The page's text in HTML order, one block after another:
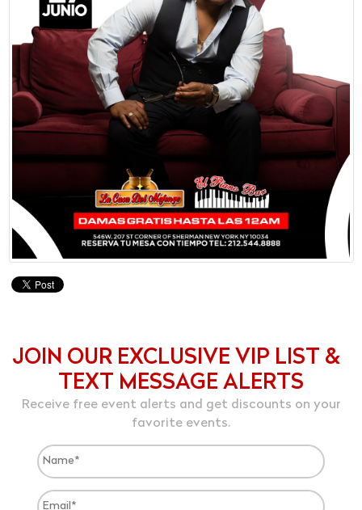
JOIN OUR EXCLUSIVE VIP LIST &
TEXT MESSAGE ALERTS
Receive free event alerts and get discounts on your
favorite events.